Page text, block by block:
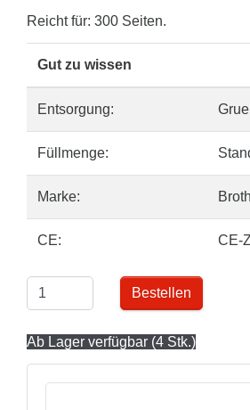
Reicht für: 300 Seiten.
Gut zu wissen
Entsorgung:
Füllmenge:
Marke:
CE: CE-
Bestellen
Ab Lager verfügbar (4 Stk.)